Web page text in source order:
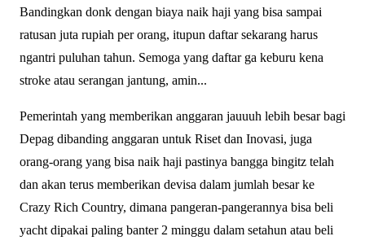
Bandingkan donk dengan biaya naik haji yang bisa sampai
ratusan juta rupiah per orang, itupun daftar sekarang harus
ngantri puluhan tahun. Semoga yang daftar ga keburu kena
stroke atau serangan jantung, amin...
Pemerintah yang memberikan anggaran jauuuh lebih besar bagi
Depag dibanding anggaran untuk Riset dan Inovasi, juga
orang-orang yang bisa naik haji pastinya bangga bingitz telah
dan akan terus memberikan devisa dalam jumlah besar ke
Crazy Rich Country, dimana pangeran-pangerannya bisa beli
yacht dipakai paling banter 2 minggu dalam setahun atau beli